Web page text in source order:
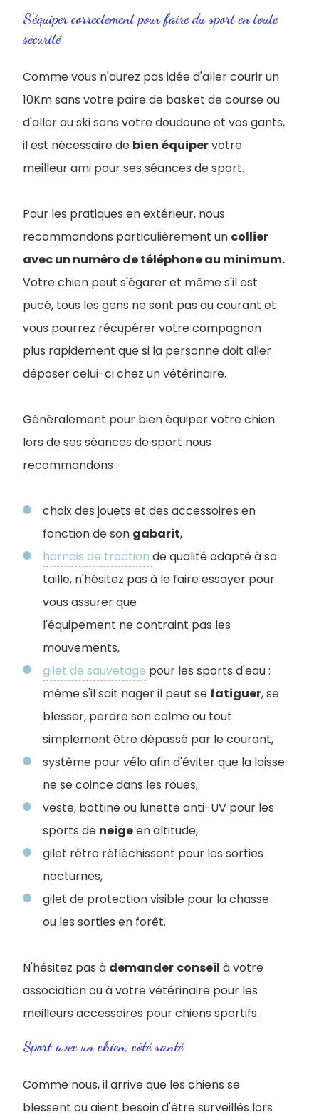
S'équiper correctement pour faire du sport en toute
sécurité
Comme vous n'aurez pas idée d'aller courir un
10Km sans votre paire de basket de course ou
d'aller au ski sans votre doudoune et vos gants,
il est nécessaire de bien équipervotre
meilleur ami pour ses séances de sport.
Pour les pratiques en extérieur, nous
recommandons particulièrement un collier
avec un numéro de téléphone au minimum.
Votre chien peut s'égarer et même s'il est
pucé, tous les gens ne sont pas au courant et
vous pourrez récupérer votre compagnon
plus rapidement que si la personne doit aller
déposer celui-ci chez un vétérinaire.
Généralement pour bien équiper votre chien
lors de ses séances de sport nous
recommandons :
choix des jouets et des accessoires en
fonction de son gabarit,
harnais de traction de qualité adapté à sa
taille, n'hésitez pas à le faire essayer pour
vous assurer que
l'équipement ne contraint pas les
mouvements,
gilet de sauvetage pour les sports d'eau :
même s'il sait nager il peut se fatiguer, se
blesser, perdre son calme ou tout
simplement être dépassé par le courant,
système pour vélo afin d'éviter que la laisse
ne se coince dans les roues,
veste, bottine ou lunette anti-UV pour les
sports de neigeen altitude,
gilet rétro réfléchissant pour les sorties
nocturnes,
gilet de protection visible pour la chasse
ou les sorties en forêt.
N'hésitez pas à demander conseil à votre
association ou à votre vétérinaire pour les
meilleurs accessoires pour chiens sportifs.
Sport avec un chien, côté santé
Comme nous, il arrive que les chiens se
blessent ou aient besoin d'être surveillés lors